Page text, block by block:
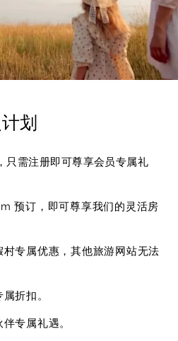
划
只需注册即可尊享会员专属礼
预订，即可尊享我们的灵活房
专属优惠，其他旅游网站无法
折扣。
专属礼遇。